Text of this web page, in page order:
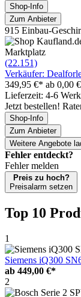
Shop-Info
Zum Anbieter
915 Einbau-
Marktplatz
(22.151)
Verkäufer:
349,95 €* ab 0,00
Lieferzeit: 4-6
Jetzt bestellen!
Shop-Info
Zum Anbieter
Weitere Angebote
Fehler entdeckt?
Fehler melden
Preis zu hoch?
Preisalarm setzen
Top 10
1
Siemens iQ300
ab 449,00 €*
2